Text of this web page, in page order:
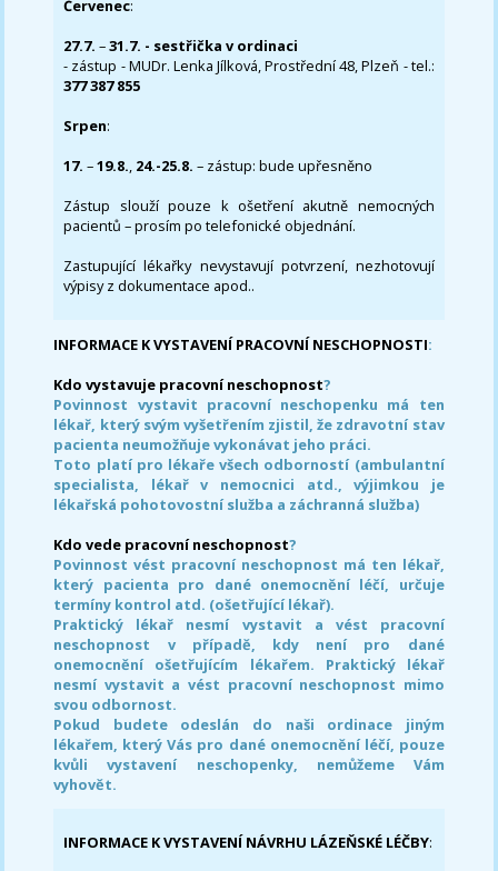
Červenec:
27.7.–31.7. - sestřička v ordinaci
- zástup - MUDr. Lenka Jílková, Prostřední 48, Plzeň - tel.:
377 387 855
Srpen:
17. –19.8., 24.-25.8. – zástup: bude upřesněno
Zástup slouží pouze k ošetření akutně nemocných
pacientů – prosím po telefonické objednání.
Zastupující lékařky nevystavují potvrzení, nezhotovují
výpisy z dokumentace apod..
INFORMACE K VYSTAVENÍ PRACOVNÍ NESCHOPNOSTI:
Kdo vystavuje pracovní neschopnost?
Povinnost vystavit pracovní neschopenku má ten
lékař, který svým vyšetřením zjistil, že zdravotní stav
pacienta neumožňuje vykonávat jeho práci.
Toto platí pro lékaře všech odborností (ambulantní
specialista, lékař v nemocnici atd., výjimkou je
lékařská pohotovostní služba a záchranná služba)
Kdo vede pracovní neschopnost?
Povinnost vést pracovní neschopnost má ten lékař,
který pacienta pro dané onemocnění léčí, určuje
termíny kontrol atd. (ošetřující lékař).
Praktický lékař nesmí vystavit a vést pracovní
neschopnost v případě, kdy není pro dané
onemocnění ošetřujícím lékařem. Praktický lékař
nesmí vystavit a vést pracovní neschopnost mimo
svou odbornost.
Pokud budete odeslán do naši ordinace jiným
lékařem, který Vás pro dané onemocnění léčí, pouze
kvůli vystavení neschopenky, nemůžeme Vám
vyhovět.
INFORMACE K VYSTAVENÍ NÁVRHU LÁZEŇSKÉ LÉČBY: